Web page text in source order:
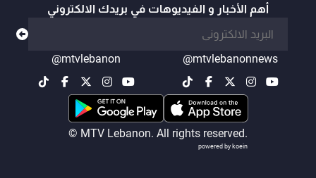
أهم الأخبار و الفيديوهات في بريدك الالكتروني
@mtvlebanonnews
@mtvlebanon
© MTV Lebanon. All rights reserved.
powered by koein